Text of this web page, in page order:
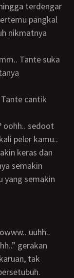
terdengar
pangkal
nikmatnya
peler kamu..
keras dan
semakin
yang semakin
gerakan
tak